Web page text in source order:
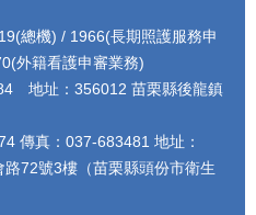
總機) / 1966(長期照護服務申
外籍看護申審業務)
：356012 苗栗縣後龍鎮
傳真：037-683481 地址：
72號3樓（苗栗縣頭份市衛生